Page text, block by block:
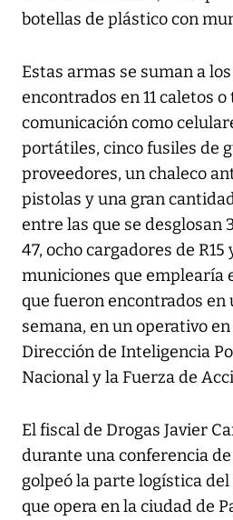
botellas de plástico con
Estas armas se suman a
encontrados en 11 caletos
comunicación como
portátiles, cinco fusiles de
proveedores, un chaleco
pistolas y una gran
entre las que se desglosan
47, ocho cargadores de R15
municiones que emplearía
que fueron encontrados en
semana, en un operativo
Dirección de Inteligencia
Nacional y la Fuerza de
El fiscal de Drogas Javier
durante una conferencia de
golpeó la parte logística
que opera en la ciudad de